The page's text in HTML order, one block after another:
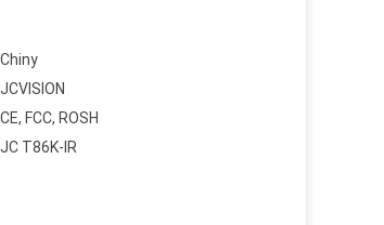
Chiny
JCVISION
CE, FCC, ROSH
JC T86K-IR